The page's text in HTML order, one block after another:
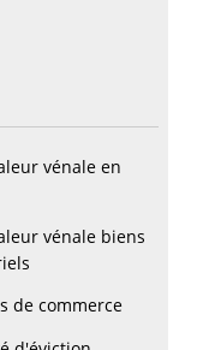
vénale en
vénale biens
de commerce